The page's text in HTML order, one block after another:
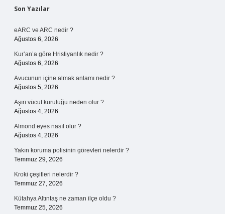
Sidebar
Son Yazılar
eARC ve ARC nedir ?
Ağustos 6, 2026
Kur’an’a göre Hristiyanlık nedir ?
Ağustos 6, 2026
Avucunun içine almak anlamı nedir ?
Ağustos 5, 2026
Aşırı vücut kuruluğu neden olur ?
Ağustos 4, 2026
Almond eyes nasıl olur ?
Ağustos 4, 2026
Yakın koruma polisinin görevleri nelerdir ?
Temmuz 29, 2026
Kroki çeşitleri nelerdir ?
Temmuz 27, 2026
Kütahya Altıntaş ne zaman ilçe oldu ?
Temmuz 25, 2026